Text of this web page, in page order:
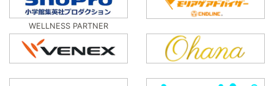
WELLNESS PARTNER